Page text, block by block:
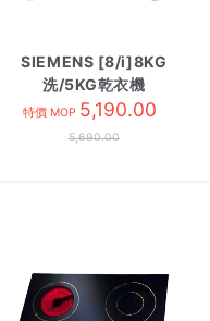
SIEMENS [8/i]8KG
洗/5KG乾衣機
WD14S461HK
特價 MOP 5,190.00
5,690.00